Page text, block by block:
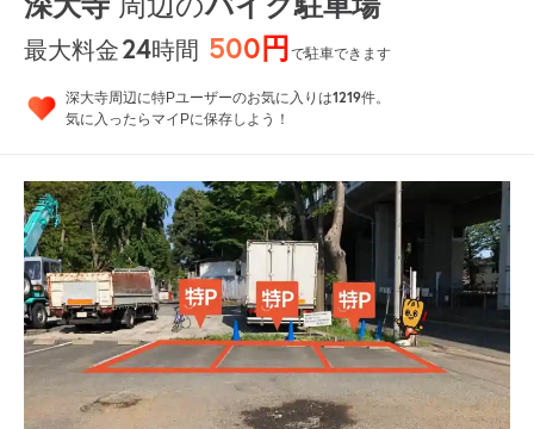
最大料金24時間 500円で駐車できます
深大寺周辺に特Pユーザーのお気に入りは1219件。
気に入ったらマイPに保存しよう！